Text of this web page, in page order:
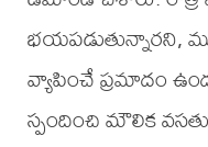
భయపడుతున్నారని,
వ్యాపించే ప్రమాదం
స్పందించి మౌలిక